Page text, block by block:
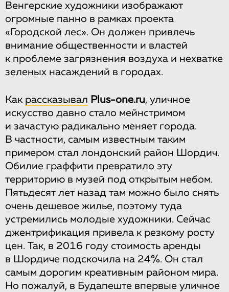
Венгерские художники изображают
огромные панно в рамках проекта
«Городской лес». Он должен привлечь
внимание общественности и властей
к проблеме загрязнения воздуха и нехватке
зеленых насаждений в городах.
Как рассказывал Plus-one.ru, уличное
искусство давно стало мейнстримом
и зачастую радикально меняет города.
В частности, самым известным таким
примером стал лондонский район Шордич.
Обилие граффити превратило эту
территорию в музей под открытым небом.
Пятьдесят лет назад там можно было снять
очень дешевое жилье, поэтому туда
устремились молодые художники. Сейчас
джентрификация привела к резкому росту
цен. Так, в 2016 году стоимость аренды
в Шордиче подскочила на 24%. Он стал
самым дорогим креативным районом мира.
Но пожалуй, в Будапеште впервые уличное